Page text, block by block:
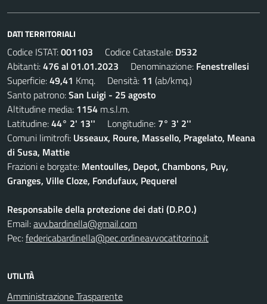
DATI TERRITORIALI
Codice ISTAT:001103 Codice Catastale: D532
Abitanti:476 al 01.01.2023 Denominazione: Fenestrellesi
Superficie:49,41 Kmq. Densità: 11 (ab/kmq.)
Santo patrono:San Luigi - 25 agosto
Altitudine media: 1154 m.s.l.m.
Latitudine:44° 2' 13'' Longitudine: 7° 3' 2''
Comuni limitrofi: Usseaux, Roure, Massello, Pragelato, Meana
di Susa, Mattie
Frazioni e borgate: Mentoulles, Depot, Chambons, Puy,
Granges, Ville Cloze, Fondufaux, Pequerel
Responsabile della protezione dei dati (D.P.O.)
Email:avv.bardinella@gmail.com
Pec:federicabardinella@pec.ordineavvocatitorino.it
UTILITÀ
Amministrazione Trasparente